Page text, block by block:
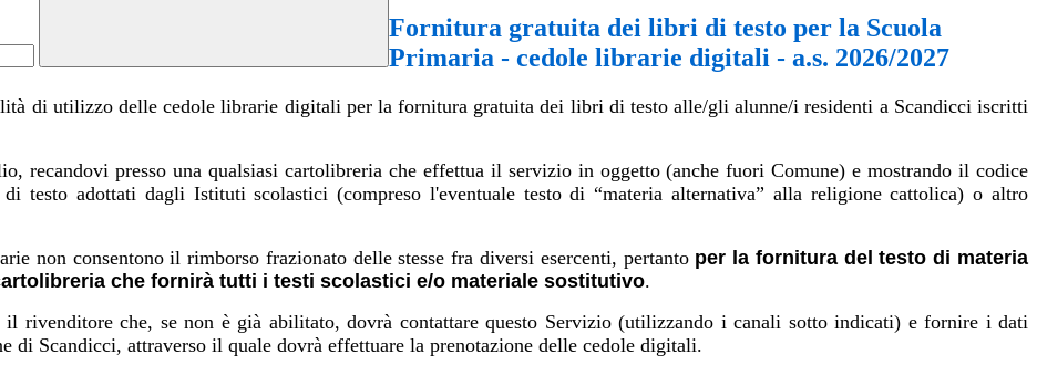
Fornitura gratuita dei libri di testo per la Scuola
Primaria - cedole librarie digitali - a.s. 2026/2027
di utilizzo delle cedole librarie digitali per la fornitura gratuita dei libri di testo alle/gli alunne/i residenti a Scandicci iscritti
recandovi presso una qualsiasi cartolibreria che effettua il servizio in oggetto (anche fuori Comune) e mostrando il codice
testo adottati dagli Istituti scolastici (compreso l'eventuale testo di “materia alternativa” alla religione cattolica) o altro
non consentono il rimborso frazionato delle stesse fra diversi esercenti, pertanto per la fornitura del testo di materia
che fornirà tutti i testi scolastici e/o materiale sostitutivo.
il rivenditore che, se non è già abilitato, dovrà contattare questo Servizio (utilizzando i canali sotto indicati) e fornire i dati
di Scandicci, attraverso il quale dovrà effettuare la prenotazione delle cedole digitali.